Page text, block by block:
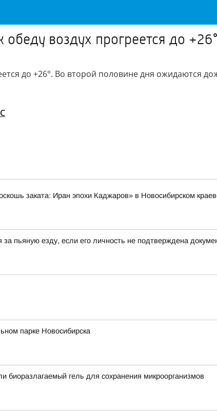
воздух прогреется до +26°
до +26°. Во второй половине дня ожидаются
заката: Иран эпохи Каджаров» в Новосибирском
пьяную езду, если его личность не подтверждена
парке Новосибирска
биоразлагаемый гель для сохранения микроорганизмов